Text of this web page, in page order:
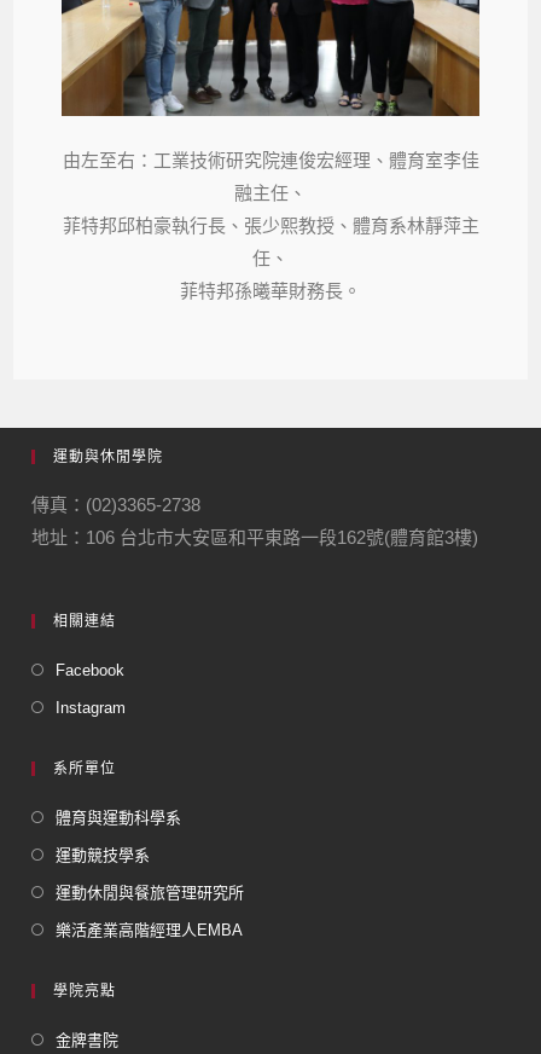
由左至右：工業技術研究院連俊宏經理、體育室李佳
融主任、
菲特邦邱柏豪執行長、張少熙教授、體育系林靜萍主
任、
菲特邦孫曦華財務長。
運動與休閒學院
傳真：(02)3365-2738
地址：106 台北市大安區和平東路一段162號(體育館3樓)
相關連結
Facebook
Instagram
系所單位
體育與運動科學系
運動競技學系
運動休閒與餐旅管理研究所
樂活產業高階經理人EMBA
學院亮點
金牌書院